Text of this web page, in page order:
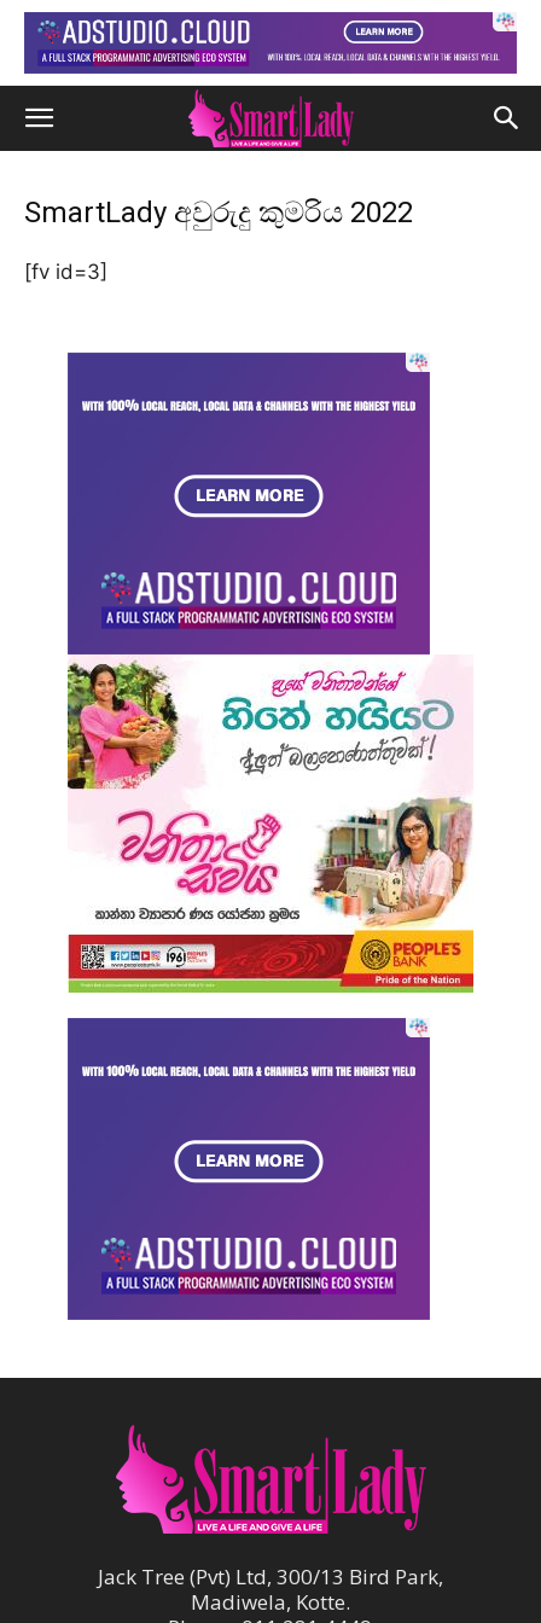
SmartLady අවුරුදු කුමරිය 2022
[fv id=3]
Jack Tree (Pvt) Ltd, 300/13 Bird Park,
Madiwela, Kotte.